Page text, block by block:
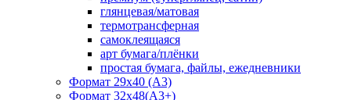
глянцевая/матовая
термотрансферная
самоклеящаяся
арт бумага/плёнки
простая бумага, файлы, ежедневники
Формат 29х40 (А3)
Формат 32х48(А3+)